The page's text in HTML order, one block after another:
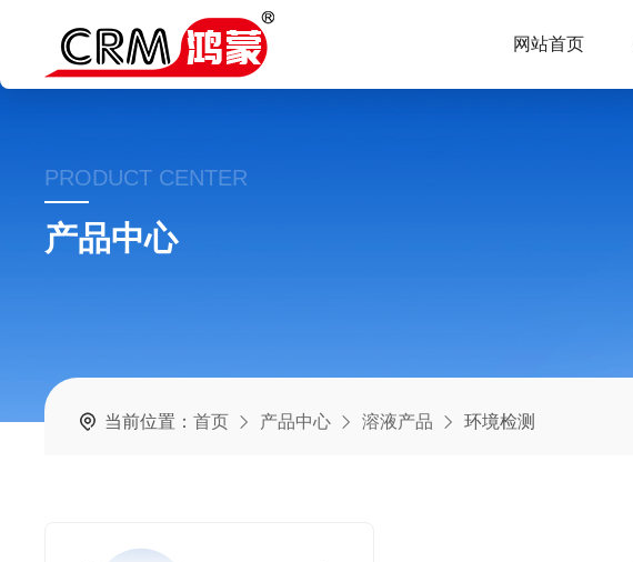
网站首页
PRODUCT CENTER
产品中心
当前位置：首页 产品中心 溶液产品 环境检测